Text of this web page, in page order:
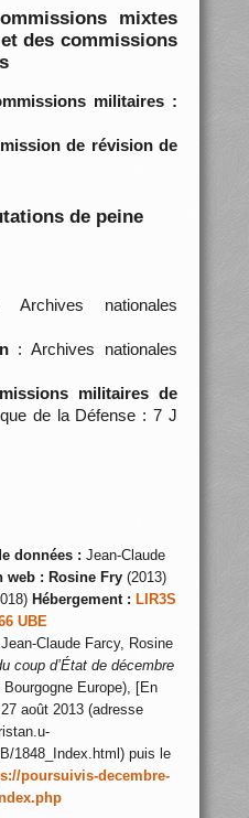
mixtes
des commissions
militaires :
de révision de
de peine
Archives nationales
: Archives nationales
militaires de
de la Défense : 7 J
données : Jean-Claude
web : Rosine Fry(2013)
Hébergement : LIR3S
UBE
Jean-Claude Farcy, Rosine
coup d’État de décembre
Europe), [En
août 2013 (adresse
1848_Index.html) puis le
poursuivis-decembre-